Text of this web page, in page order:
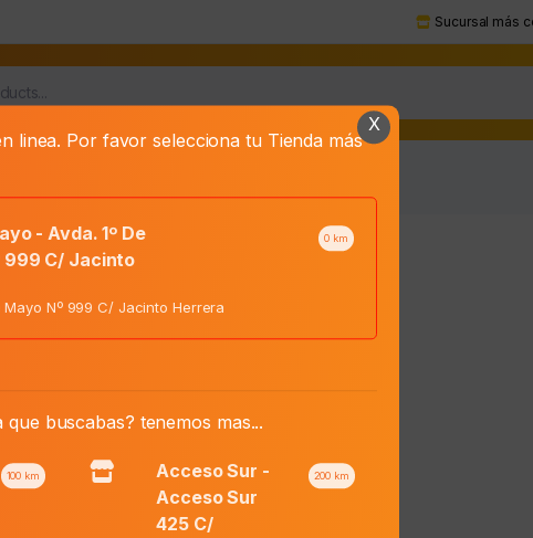
Sucursal más
original
₲ 21.000.
precio
actual
es:
₲ 13.700.
Babaria
Añadir al carrito
X
linea. Por favor selecciona tu Tienda más
- Avda. 1º De
999 C/ Jacinto
0 km
Mayo Nº 999 C/ Jacinto Herrera
que buscabas? tenemos mas...
100 km
Acceso Sur -
Acceso Sur
425 C/
200 km